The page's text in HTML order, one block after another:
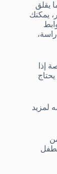
يقلق
يمكنك
إذا
لمزيد